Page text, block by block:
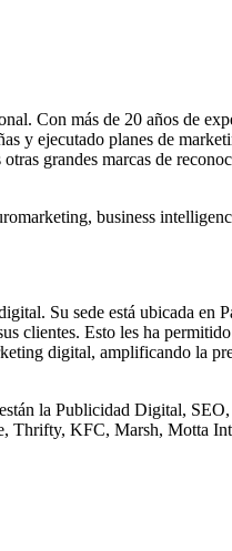
Con más de 20 años de
y ejecutado planes de
grandes marcas de
business
Su sede está ubicada en
clientes. Esto les ha
digital, amplificando la
la Publicidad Digital,
Thrifty, KFC, Marsh, Motta